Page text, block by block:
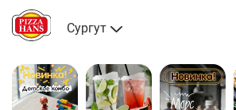
Сургут